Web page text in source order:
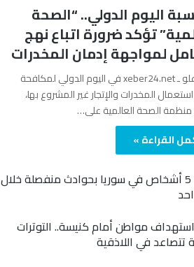
اليوم الدولي.. “الصحة
تؤكد ضرورة اتباع نهج
لمواجهة إدمان المخدرات
آفرين علو ـ xeber24.net في اليوم الدولي لمكافحة
المخدرات والإتجار غير المشروع بها،
الصحة العالمية على…
القراءة »
مصرع 5 أشخاص في سوريا بحوادث منفصلة خلال
مواطن أمام كنيسة.. التوترات
تتصاعد في اللاذقية